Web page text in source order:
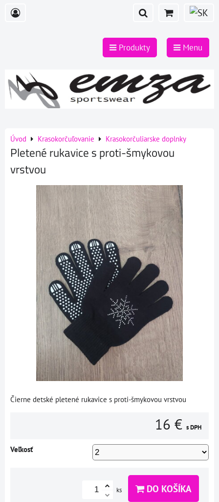
Produkty Menu
Úvod Krasokorčuľovanie Krasokorčuliarske doplnky
Pletené rukavice s proti-šmykovou
vrstvou
Čierne detské pletené rukavice s proti-šmykovou vrstvou
16 € s DPH
Veľkosť
ks DO KOŠÍKA